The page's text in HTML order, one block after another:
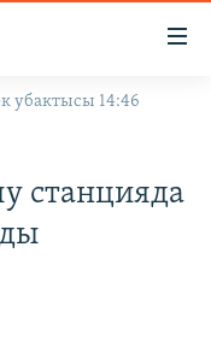
убактысы 14:46
станцияда